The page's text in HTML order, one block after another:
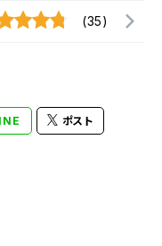
(35)
ポスト